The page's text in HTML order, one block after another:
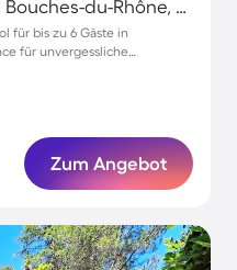
Les Baux-de-Provence, Bouches-du-Rhône, Frankreich
für bis zu 6 Gäste in
für unvergessliche
Zum Angebot